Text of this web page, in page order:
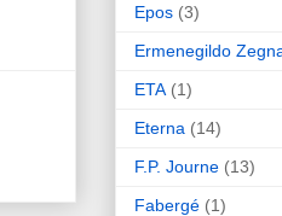
Epos (3)
Ermenegildo
ETA (1)
Eterna (14)
F.P. Journe (13)
Fabergé (1)